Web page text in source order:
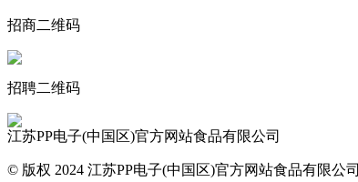
招商二维码
招聘二维码
江苏PP电子(中国区)官方网站食品有限公司
© 版权 2024 江苏PP电子(中国区)官方网站食品有限公司